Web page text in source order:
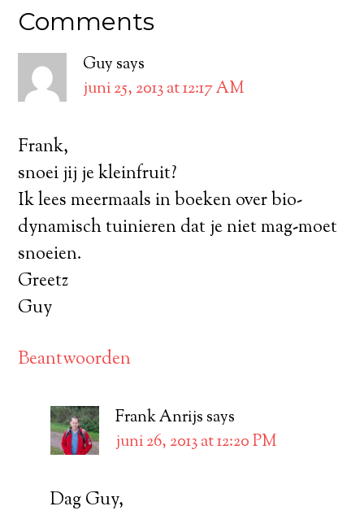
Comments
Guy says
juni 25, 2013 at 12:17 AM
Frank,
snoei jij je kleinfruit?
Ik lees meermaals in boeken over bio-
dynamisch tuinieren dat je niet mag-moet
snoeien.
Greetz
Guy
Beantwoorden
Frank Anrijs says
juni 26, 2013 at 12:20 PM
Dag Guy,